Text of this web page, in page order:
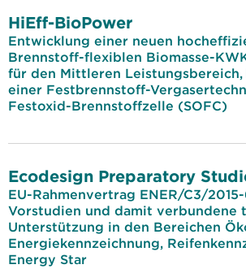
HiEff-BioPower
Entwicklung einer neuen
Brennstoff-flexiblen Biomasse-
für den Mittleren Leistungsbereich,
einer Festbrennstoff-
Festoxid-Brennstoffzelle (SOFC)
Ecodesign Preparatory
EU-Rahmenvertrag ENER/C3/2015-
Vorstudien und damit verbundene
Unterstützung in den Bereichen
Energiekennzeichnung,
Energy Star